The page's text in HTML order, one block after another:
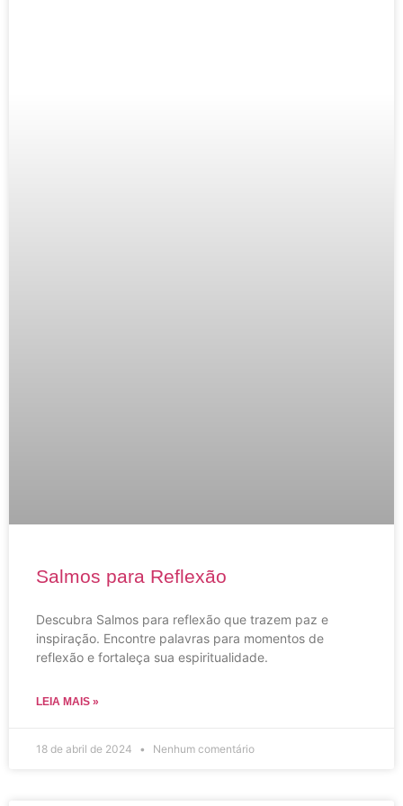
Salmos para Reflexão
Descubra Salmos para reflexão que trazem paz e
inspiração. Encontre palavras para momentos de
reflexão e fortaleça sua espiritualidade.
LEIA MAIS »
18 de abril de 2024 Nenhum comentário